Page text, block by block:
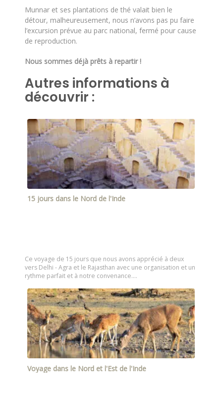
Munnar et ses plantations de thé valait bien le
détour, malheureusement, nous n’avons pas pu faire
l’excursion prévue au parc national, fermé pour cause
de reproduction.
Nous sommes déjà prêts à repartir !
Autres informations à
découvrir :
15 jours dans le Nord de l'Inde
Ce voyage de 15 jours que nous avons apprécié à deux
vers Delhi - Agra et le Rajasthan avec une organisation et un
rythme parfait et à notre convenance.…
Voyage dans le Nord et l'Est de l'Inde